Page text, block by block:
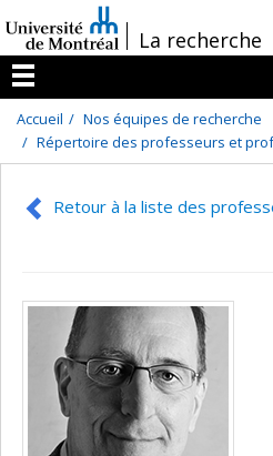
au
contenu
/La recherche
Menu
Accueil
Nos équipes de recherche
Répertoire des professeurs et
Retour à la liste des